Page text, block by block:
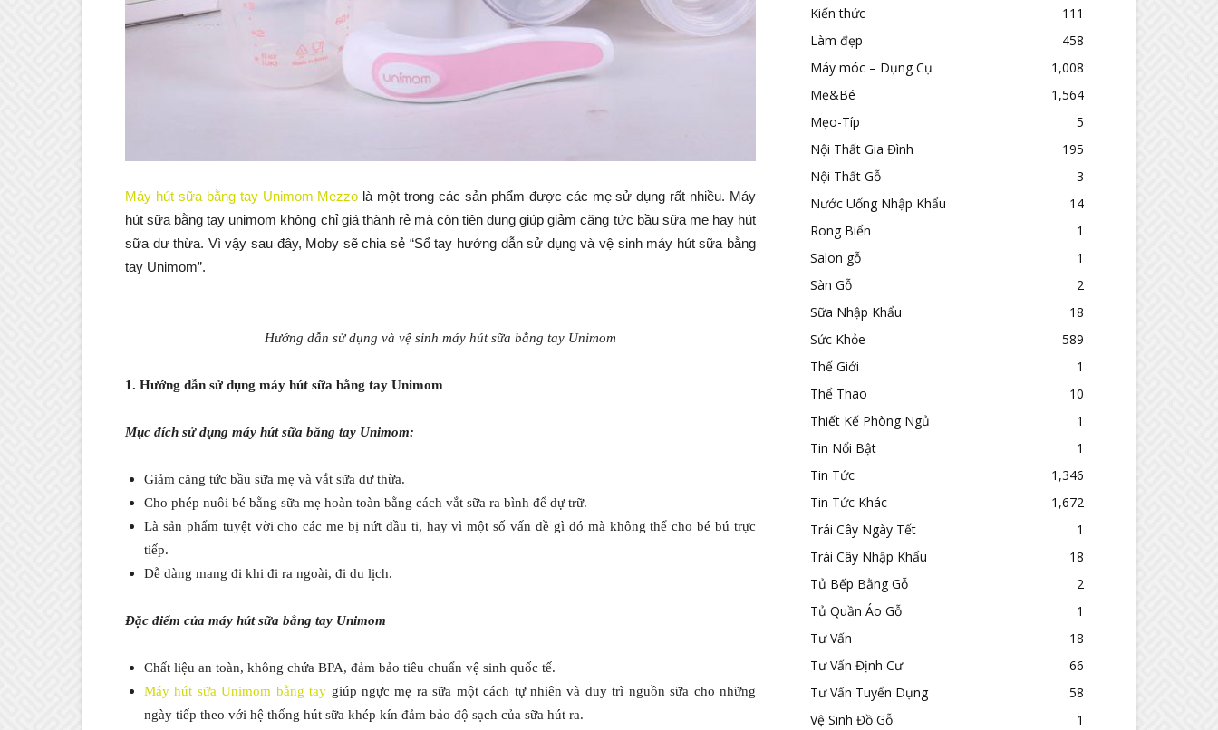
Máy hút sữa bằng tay Unimom Mezzo là một trong các sản phẩm được các mẹ sử dụng rất nhiều. Máy
hút sữa bằng tay unimom không chỉ giá thành rẻ mà còn tiện dụng giúp giảm căng tức bầu sữa mẹ hay hút
sữa dư thừa. Vì vậy sau đây, Moby sẽ chia sẻ “Sổ tay hướng dẫn sử dụng và vệ sinh máy hút sữa bằng
tay Unimom”.
Hướng dẫn sử dụng và vệ sinh máy hút sữa bằng tay Unimom
1. Hướng dẫn sử dụng máy hút sữa bằng tay Unimom
Mục đích sử dụng máy hút sữa bằng tay Unimom:
Giảm căng tức bầu sữa mẹ và vắt sữa dư thừa.
Cho phép nuôi bé bằng sữa mẹ hoàn toàn bằng cách vắt sữa ra bình để dự trữ.
Là sản phẩm tuyệt vời cho các me bị nứt đầu ti, hay vì một số vấn đề gì đó mà không thể cho bé bú trực
tiếp.
Dễ dàng mang đi khi đi ra ngoài, đi du lịch.
Đặc điểm của máy hút sữa bằng tay Unimom
Chất liệu an toàn, không chứa BPA, đảm bảo tiêu chuẩn vệ sinh quốc tế.
Máy hút sữa Unimom bằng tay giúp ngực mẹ ra sữa một cách tự nhiên và duy trì nguồn sữa cho những
ngày tiếp theo với hệ thống hút sữa khép kín đảm bảo độ sạch của sữa hút ra.
Kiến thức
111
Làm đẹp
458
Máy móc – Dụng Cụ
1,008
Mẹ&Bé
1,564
Mẹo-Típ
5
Nội Thất Gia Đình
195
Nội Thất Gỗ
3
Nước Uống Nhập Khẩu
14
Rong Biển
1
Salon gỗ
1
Sàn Gỗ
2
Sữa Nhập Khẩu
18
Sức Khỏe
589
Thế Giới
1
Thể Thao
10
Thiết Kế Phòng Ngủ
1
Tin Nổi Bật
1
Tin Tức
1,346
Tin Tức Khác
1,672
Trái Cây Ngày Tết
1
Trái Cây Nhập Khẩu
18
Tủ Bếp Bằng Gỗ
2
Tủ Quần Áo Gỗ
1
Tư Vấn
18
Tư Vấn Định Cư
66
Tư Vấn Tuyển Dụng
58
Vệ Sinh Đồ Gỗ
1